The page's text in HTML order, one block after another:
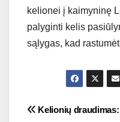
kelionei į kaimyninę
palyginti kelis
sąlygas, kad
Post
Kelionių draudimas: